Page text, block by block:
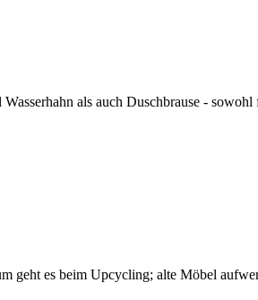
als auch Duschbrause -
geht es beim Upcycling; alte Möbel